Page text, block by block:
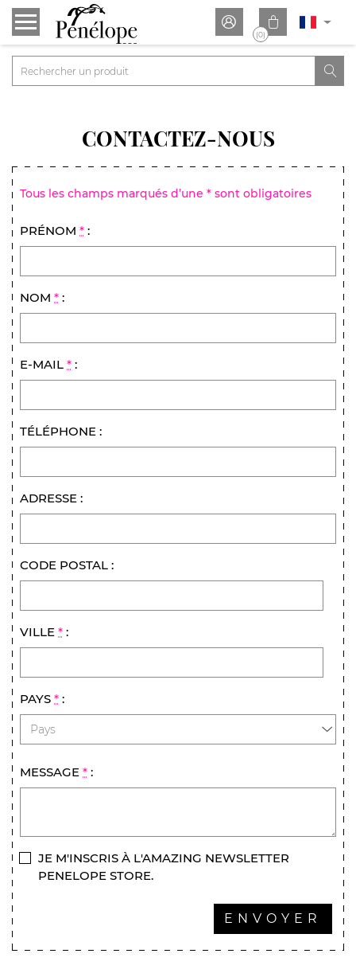
 
(0)

CONTACTEZ-NOUS
Tous les champs marqués d’une * sont obligatoires
PRÉNOM * :
NOM * :
E-MAIL * :
TÉLÉPHONE :
ADRESSE :
CODE POSTAL :
VILLE * :
PAYS * :
MESSAGE * :
JE M'INSCRIS À L'AMAZING NEWSLETTER
PENELOPE STORE.
ENVOYER